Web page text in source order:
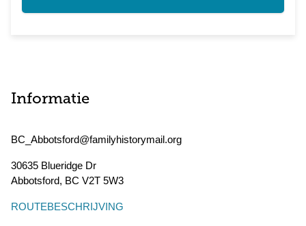
Informatie
BC_Abbotsford@familyhistorymail.org
30635 Blueridge Dr
Abbotsford, BC V2T 5W3
ROUTEBESCHRIJVING